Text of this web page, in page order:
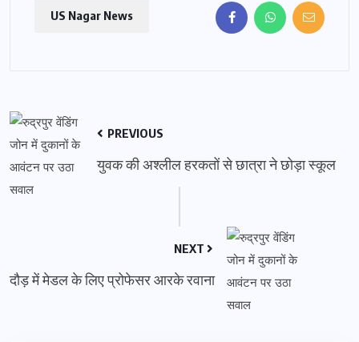
US Nagar News
PREVIOUS
युवक की अश्लील हरकतों से छात्रा ने छोड़ा स्कूल
NEXT
दौड़ में मेडल के लिए प्रोफेसर आरके रवाना